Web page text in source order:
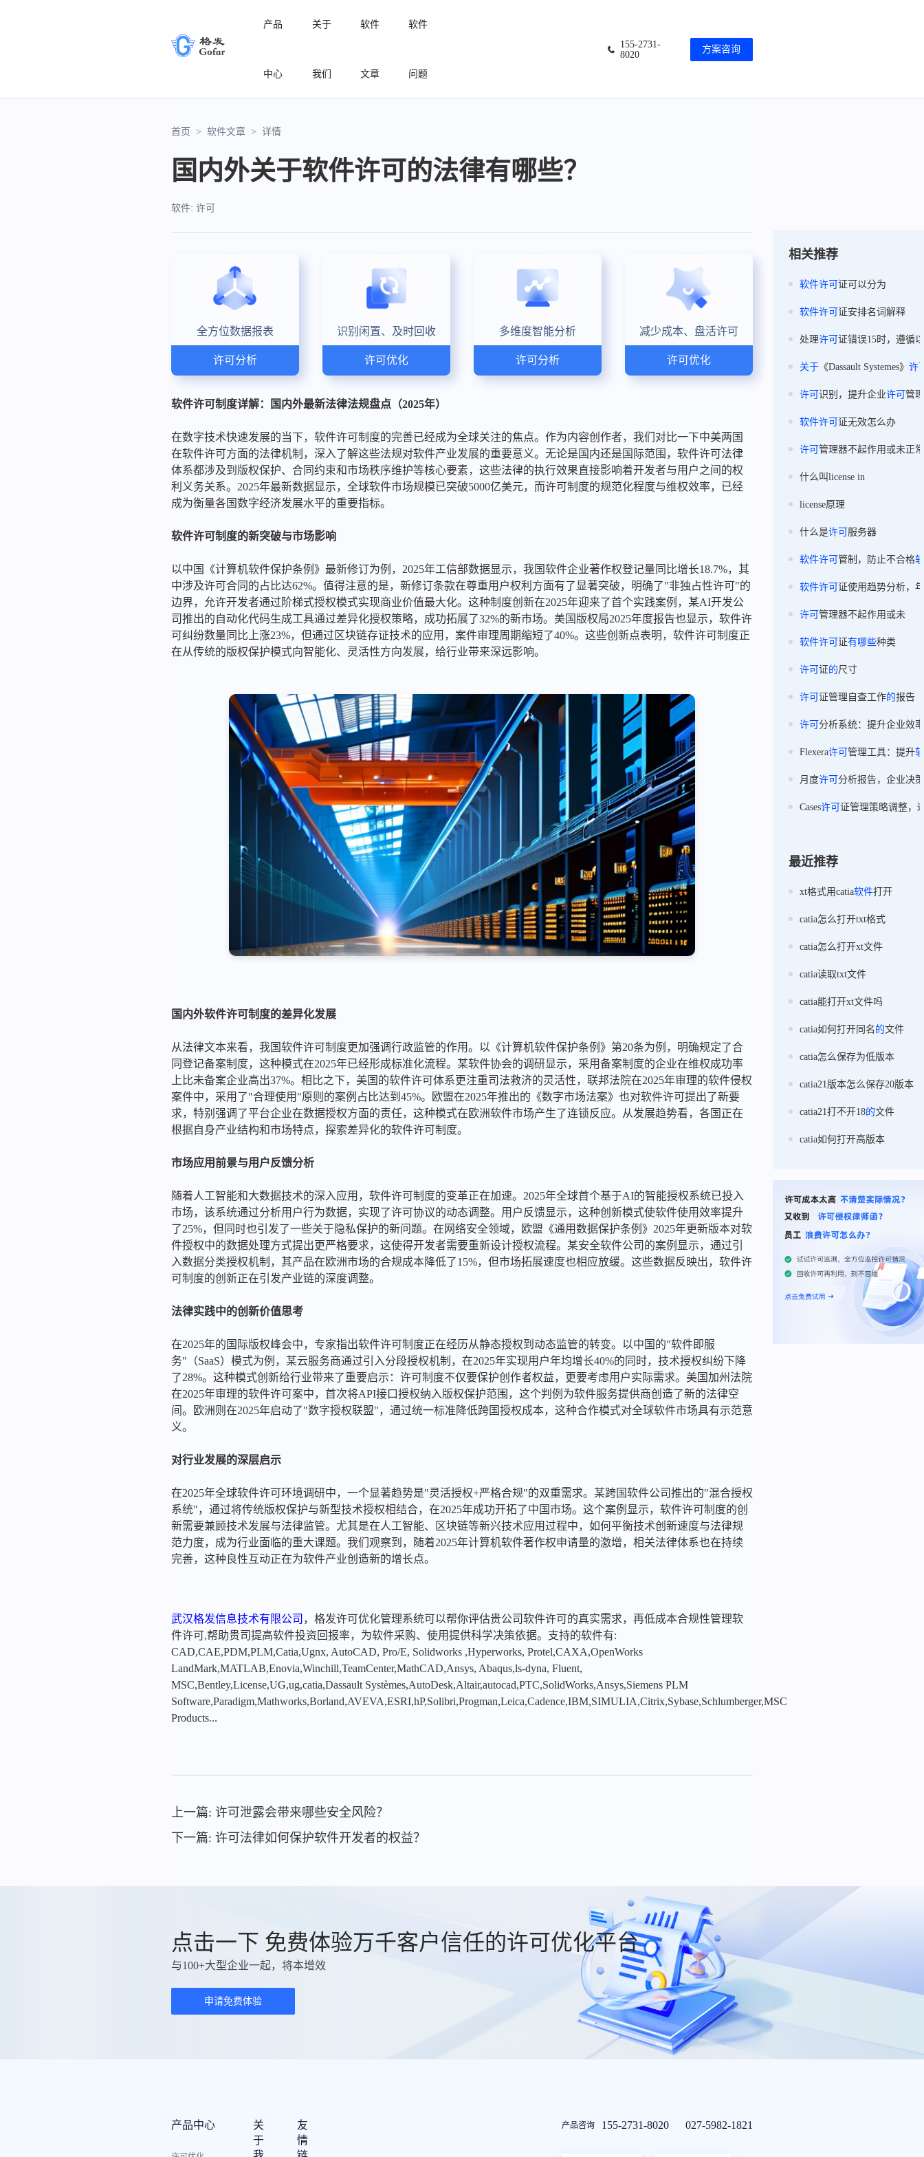
产品
中心
许可分析
实现专业软件许可精细化管理
关于
我们
软件
文章
软件
问题
155-2731-
8020
方案咨询
首页 > 软件文章 > 详情
国内外关于软件许可的法律有哪些？
软件: 许可
全方位数据报表
许可分析
识别闲置、及时回收
许可优化
多维度智能分析
许可分析
减少成本、盘活许可
许可优化
软件许可制度详解：国内外最新法律法规盘点（2025年）
在数字技术快速发展的当下，软件许可制度的完善已经成为全球关注的焦点。作为内容创作者，我们对比一下中美两国
在软件许可方面的法律机制，深入了解这些法规对软件产业发展的重要意义。无论是国内还是国际范围，软件许可法律
体系都涉及到版权保护、合同约束和市场秩序维护等核心要素，这些法律的执行效果直接影响着开发者与用户之间的权
利义务关系。2025年最新数据显示，全球软件市场规模已突破5000亿美元，而许可制度的规范化程度与维权效率，已经
成为衡量各国数字经济发展水平的重要指标。
软件许可制度的新突破与市场影响
以中国《计算机软件保护条例》最新修订为例，2025年工信部数据显示，我国软件企业著作权登记量同比增长18.7%，其
中涉及许可合同的占比达62%。值得注意的是，新修订条款在尊重用户权利方面有了显著突破，明确了"非独占性许可"的
边界，允许开发者通过阶梯式授权模式实现商业价值最大化。这种制度创新在2025年迎来了首个实践案例，某AI开发公
司推出的自动化代码生成工具通过差异化授权策略，成功拓展了32%的新市场。美国版权局2025年度报告也显示，软件许
可纠纷数量同比上涨23%，但通过区块链存证技术的应用，案件审理周期缩短了40%。这些创新点表明，软件许可制度正
在从传统的版权保护模式向智能化、灵活性方向发展，给行业带来深远影响。
国内外软件许可制度的差异化发展
从法律文本来看，我国软件许可制度更加强调行政监管的作用。以《计算机软件保护条例》第20条为例，明确规定了合
同登记备案制度，这种模式在2025年已经形成标准化流程。某软件协会的调研显示，采用备案制度的企业在维权成功率
上比未备案企业高出37%。相比之下，美国的软件许可体系更注重司法救济的灵活性，联邦法院在2025年审理的软件侵权
案件中，采用了"合理使用"原则的案例占比达到45%。欧盟在2025年推出的《数字市场法案》也对软件许可提出了新要
求，特别强调了平台企业在数据授权方面的责任，这种模式在欧洲软件市场产生了连锁反应。从发展趋势看，各国正在
根据自身产业结构和市场特点，探索差异化的软件许可制度。
市场应用前景与用户反馈分析
随着人工智能和大数据技术的深入应用，软件许可制度的变革正在加速。2025年全球首个基于AI的智能授权系统已投入
市场，该系统通过分析用户行为数据，实现了许可协议的动态调整。用户反馈显示，这种创新模式使软件使用效率提升
了25%，但同时也引发了一些关于隐私保护的新问题。在网络安全领域，欧盟《通用数据保护条例》2025年更新版本对软
件授权中的数据处理方式提出更严格要求，这使得开发者需要重新设计授权流程。某安全软件公司的案例显示，通过引
入数据分类授权机制，其产品在欧洲市场的合规成本降低了15%，但市场拓展速度也相应放缓。这些数据反映出，软件许
可制度的创新正在引发产业链的深度调整。
法律实践中的创新价值思考
在2025年的国际版权峰会中，专家指出软件许可制度正在经历从静态授权到动态监管的转变。以中国的"软件即服
务"（SaaS）模式为例，某云服务商通过引入分段授权机制，在2025年实现用户年均增长40%的同时，技术授权纠纷下降
了28%。这种模式创新给行业带来了重要启示：许可制度不仅要保护创作者权益，更要考虑用户实际需求。美国加州法院
在2025年审理的软件许可案中，首次将API接口授权纳入版权保护范围，这个判例为软件服务提供商创造了新的法律空
间。欧洲则在2025年启动了"数字授权联盟"，通过统一标准降低跨国授权成本，这种合作模式对全球软件市场具有示范意
义。
对行业发展的深层启示
在2025年全球软件许可环境调研中，一个显著趋势是"灵活授权+严格合规"的双重需求。某跨国软件公司推出的"混合授权
系统"，通过将传统版权保护与新型技术授权相结合，在2025年成功开拓了中国市场。这个案例显示，软件许可制度的创
新需要兼顾技术发展与法律监管。尤其是在人工智能、区块链等新兴技术应用过程中，如何平衡技术创新速度与法律规
范力度，成为行业面临的重大课题。我们观察到，随着2025年计算机软件著作权申请量的激增，相关法律体系也在持续
完善，这种良性互动正在为软件产业创造新的增长点。
武汉格发信息技术有限公司 ，格发许可优化管理系统可以帮你评估贵公司软件许可的真实需求，再低成本合规性管理软
件许可,帮助贵司提高软件投资回报率，为软件采购、使用提供科学决策依据。支持的软件有:
CAD,CAE,PDM,PLM,Catia,Ugnx, AutoCAD, Pro/E, Solidworks ,Hyperworks, Protel,CAXA,OpenWorks
LandMark,MATLAB,Enovia,Winchill,TeamCenter,MathCAD,Ansys, Abaqus,ls-dyna, Fluent,
MSC,Bentley,License,UG,ug,catia,Dassault Systèmes,AutoDesk,Altair,autocad,PTC,SolidWorks,Ansys,Siemens PLM
Software,Paradigm,Mathworks,Borland,AVEVA,ESRI,hP,Solibri,Progman,Leica,Cadence,IBM,SIMULIA,Citrix,Sybase,Schlumberger,MSC
Products...
上一篇: 许可泄露会带来哪些安全风险？
下一篇: 许可法律如何保护软件开发者的权益？
相关推荐
软件许可 证可以分为
软件许可 证安排名词解释
处理许可 证错误15时，遵循
关于《Dassault Systemes》 许
许可 识别，提升企业许可 管理
软件许可 证无效怎么办
许可 管理器不起作用或未正
什么叫license in
license原理
什么是许可 服务器
软件许可 管制，防止不合格
软件许可 证使用趋势分析，
许可 管理器不起作用或未
软件许可 证有哪些种类
许可 证的尺寸
许可 证管理自查工作的报告
许可 分析系统：提升企业效率
Flexera许可 管理工具：提升
月度许可 分析报告，企业决策
Cases许可 证管理策略调整，
最近推荐
xt格式用catia软件打开
catia怎么打开txt格式
catia怎么打开xt文件
catia读取txt文件
catia能打开xt文件吗
catia如何打开同名 的文件
catia怎么保存为低版本
catia21版本怎么保存20版本
catia21打不开18的文件
catia如何打开高版本
点击一下 免费体验万千客户信任的许可优化平台
与100+大型企业一起，将本增效
申请免费体验
产品中心
关
于
友
情
产品咨询 155-2731-8020 027-5982-1821